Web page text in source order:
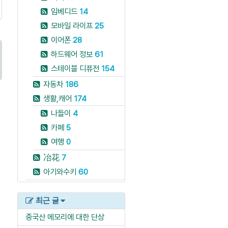
임베디드 14
모바일 라이프 25
이어폰 28
하드웨어 정보 61
스테이블 디퓨전 154
자동차 186
생활,캐어 174
나들이 4
카페 5
여행 0
冶花 7
아기와수키 60
최근 글
중국산 메모리에 대한 단상